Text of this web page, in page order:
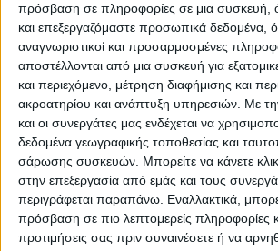
πρόσβαση σε πληροφορίες σε μια συσκευή,
και επεξεργαζόμαστε προσωπικά δεδομένα,
αναγνωριστικοί και προσαρμοσμένες
αποστέλλονται από μια συσκευή για
και περιεχόμενο, μέτρηση διαφήμισης και
ακροατηρίου και ανάπτυξη υπηρεσιών. Με
και οι συνεργάτες μας ενδέχεται να
δεδομένα γεωγραφικής τοποθεσίας και
σάρωσης συσκευών. Μπορείτε να κάνετε κλικ
στην επεξεργασία από εμάς και τους
περιγράφεται παραπάνω. Εναλλακτικά,
πρόσβαση σε πιο λεπτομερείς πληροφορίες
προτιμήσεις σας πριν συναινέσετε ή να
θεομηνίες Daniel Elias,
ύψους 2.xxxx ευρώ που θα
ΑΑΔΕ».
Οι πληγέντες είχαν λάβει
αποζημίωσης και μετά τις
και τους διασταυρωτικούς
καλούνται να επιστρέψουν τη
περίπτωση που έλαβαν
Είναι διαδικασία που